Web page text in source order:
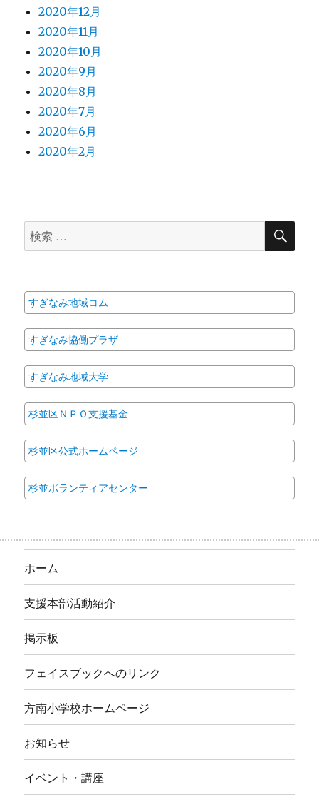
2020年12月
2020年11月
2020年10月
2020年9月
2020年8月
2020年7月
2020年6月
2020年2月
検
索
象:
検
すぎなみ地域コム
すぎなみ協働プラザ
すぎなみ地域大学
杉並区ＮＰＯ支援基金
杉並区公式ホームページ
杉並ボランティアセンター
ホーム
支援本部活動紹介
掲示板
フェイスブックへのリンク
方南小学校ホームページ
お知らせ
イベント・講座